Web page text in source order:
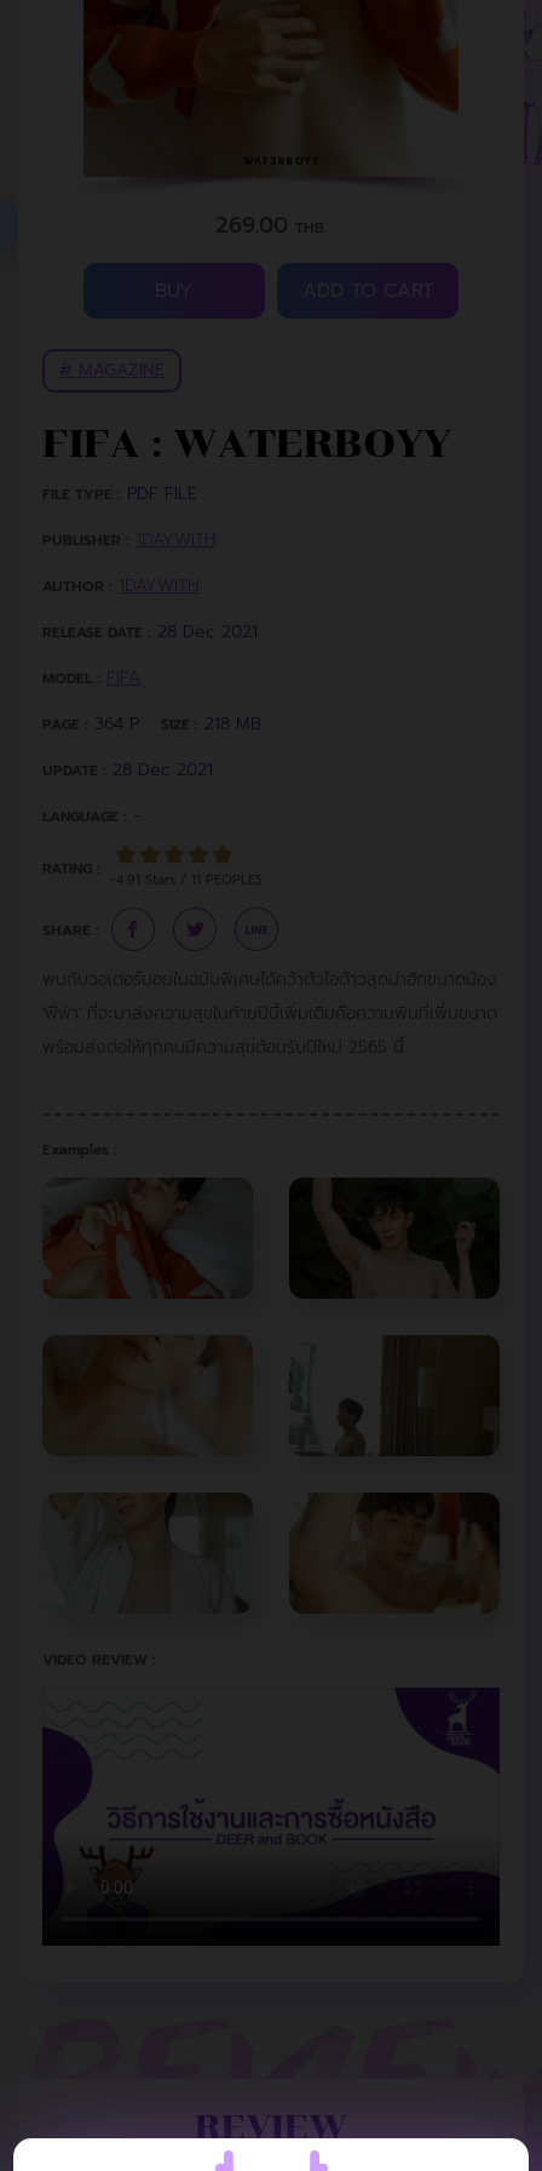
269.00 THB.
ADD TO CART
FIFA : WATERBOYY
FILE TYPE : PDF FILE
PUBLISHER :
AUTHOR :
RELEASE DATE : 28 Dec 2021
MODEL :
PAGE : 364 P. SIZE : 218 MB.
UPDATE : 28 Dec 2021
LANGUAGE : -
RATING :
~4.91 Stars / 11 PEOPLES
SHARE :
พบกับวอเตอร์บอยในฉบับพิเศษได้คว้าตัวไอต้าวสุดน่าฮักขนาดน้อง
'ฟีฟ่า' ที่จะมาส่งความสุขในท้ายปีนี้เพิ่มเติมคือความฟินที่เพิ่มขนาด
พร้อมส่งต่อให้ทุกคนมีความสุขต้อนรับปีใหม่ 2565 นี้
Examples :
VIDEO REVIEW :
REVIEW